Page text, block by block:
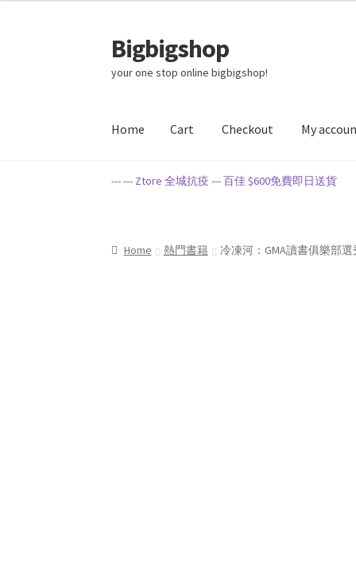
Skip
to
navigation
Skip
to
content
Bigbigshop
your one stop online bigbigshop!
Home Cart Checkout My
HomeCartCheckout My accountPrivacy Policy
--- --- Ztore 全城抗疫---百佳 $600免費即日送貨
Home 熱門書籍 冷凍河：GMA讀書俱樂部